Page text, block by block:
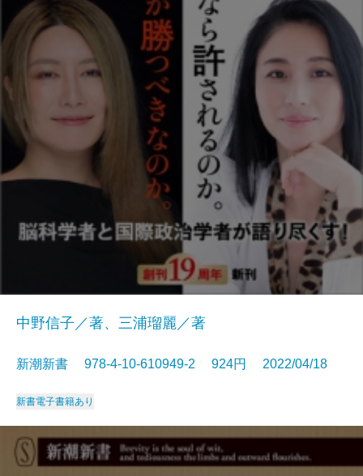
中野信子／著、三浦瑠麗／著
新潮新書 978-4-10-610949-2 924円 2022/04/18
新書電子書籍あり